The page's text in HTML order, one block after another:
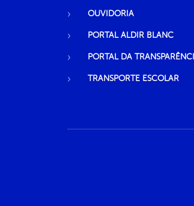
OUVIDORIA
PORTAL ALDIR BLANC
PORTAL DA
TRANSPORTE ESCOLAR